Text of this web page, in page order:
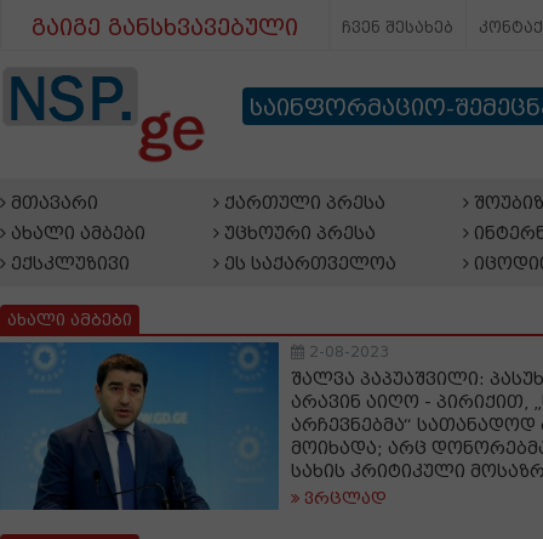
გაიგე განსხვავებული ჩვენ შესახებ
საინფორმაციო-
მთავარი
ახალი ამბები
ექსკლუზივი
ქართული პრესა
უცხოური პრესა
ეს საქართველოა
ახალი ამბები
2-08-2023
შალვა პაპუაშვილი:
არავინ აიღო - პირიქით,
არჩევნებმა“
მოიხადა; არც
სახის კრიტიკული
ვრცლად